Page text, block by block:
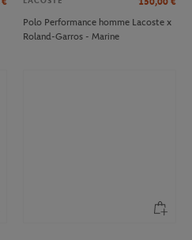
Polo Performance homme Lacoste x
Roland-Garros - Marine